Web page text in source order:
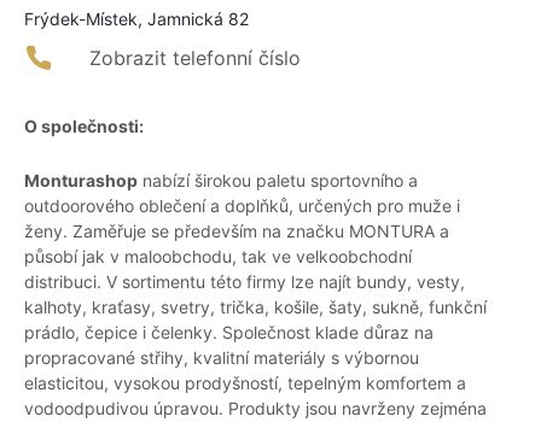
Frýdek-Místek, Jamnická 82
Zobrazit telefonní číslo
O společnosti:
Monturashop nabízí širokou paletu sportovního a
outdoorového oblečení a doplňků, určených pro muže i
ženy. Zaměřuje se především na značku MONTURA a
působí jak v maloobchodu, tak ve velkoobchodní
distribuci. V sortimentu této firmy lze najít bundy, vesty,
kalhoty, kraťasy, svetry, trička, košile, šaty, sukně, funkční
prádlo, čepice i čelenky. Společnost klade důraz na
propracované střihy, kvalitní materiály s výbornou
elasticitou, vysokou prodyšností, tepelným komfortem a
vodoodpudivou úpravou. Produkty jsou navrženy zejména